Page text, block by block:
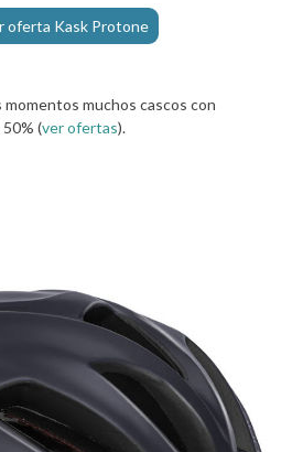
oferta Kask Protone
muchos cascos con
(ver ofertas).